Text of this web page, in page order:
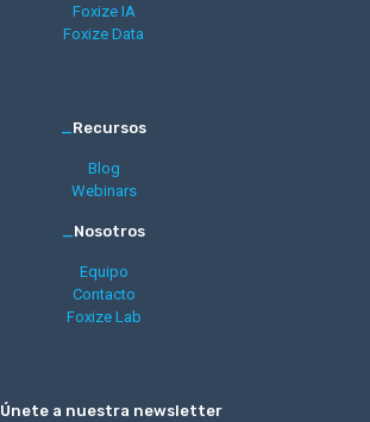
Foxize IA
Foxize Data
_Recursos
Blog
Webinars
_Nosotros
Equipo
Contacto
Foxize Lab
Únete a nuestra newsletter